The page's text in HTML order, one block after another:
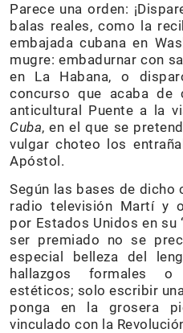
Parece una orden:
balas reales, como la
embajada cubana en
mugre: embadurnar con
en La Habana, o
concurso que acaba de
anticultural Puente a la
Cuba, en el que se
vulgar choteo los
Apóstol.
Según las bases de
radio televisión Martí y
por Estados Unidos en su
ser premiado no se
especial belleza del
hallazgos formales o
estéticos; solo escribir
ponga en la grosera
vinculado con la